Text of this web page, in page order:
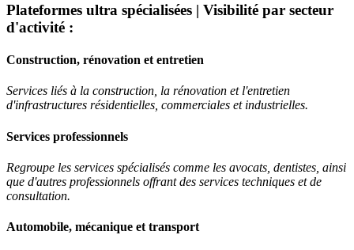
Plateformes ultra spécialisées | Visibilité par secteur
d'activité :
Construction, rénovation et entretien
Services liés à la construction, la rénovation et l'entretien
d'infrastructures résidentielles, commerciales et industrielles.
Services professionnels
Regroupe les services spécialisés comme les avocats, dentistes, ainsi
que d'autres professionnels offrant des services techniques et de
consultation.
Automobile, mécanique et transport